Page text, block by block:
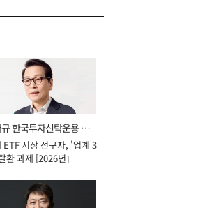
한국투자신탁운용 대
사장
ETF 시장 선구자, '업계 3
환 과제 [2026년]